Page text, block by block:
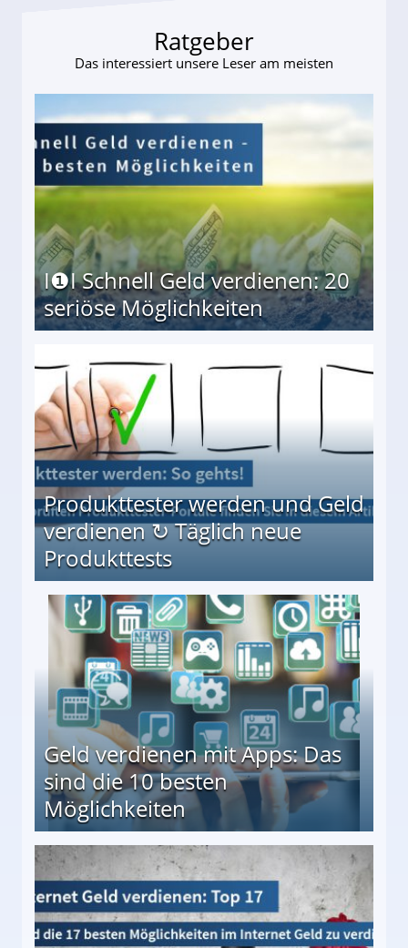
Ratgeber
Das interessiert unsere Leser am meisten
I❶I Schnell Geld verdienen: 20
seriöse Möglichkeiten
Produkttester werden und Geld
verdienen ↻ Täglich neue
Produkttests
↻ Täglich neue Produkttests
Geld verdienen mit Apps: Das
sind die 10 besten
Möglichkeiten
besten Möglichkeiten